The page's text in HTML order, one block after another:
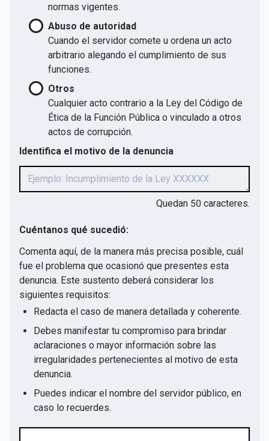
normas vigentes.
Abuso de autoridad
Cuando el servidor comete u ordena un acto
arbitrario alegando el cumplimiento de sus
funciones.
Otros
Cualquier acto contrario a la Ley del Código de
Ética de la Función Pública o vinculado a otros
actos de corrupción.
Identifica el motivo de la denuncia
Quedan 50 caracteres.
Cuéntanos qué sucedió:
Comenta aquí, de la manera más precisa posible, cuál
fue el problema que ocasionó que presentes esta
denuncia. Este sustento deberá considerar los
siguientes requisitos:
Redacta el caso de manera detallada y coherente.
Debes manifestar tu compromiso para brindar
aclaraciones o mayor información sobre las
irregularidades pertenecientes al motivo de esta
denuncia.
Puedes indicar el nombre del servidor público, en
caso lo recuerdes.